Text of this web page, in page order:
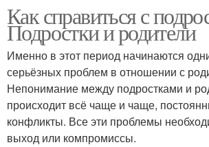
Как справиться с
Подростки и родители
Именно в этот период начинаются
серьёзных проблем в отношении с
Непонимание между подростками и
происходит всё чаще и чаще,
конфликты. Все эти проблемы
выход или компромиссы.